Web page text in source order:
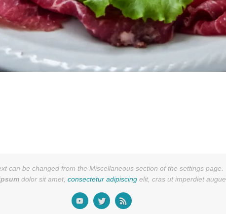
can be changed from the Miscellaneous section of the settings page.
dolor sit amet, consectetur adipiscing elit, cras ut imperdiet augue.